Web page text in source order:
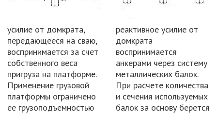
усилие от домкрата,
передающееся на сваю,
воспринимается за счет
собственного веса
пригруза на платформе.
Применение грузовой
платформы ограничено
ее грузоподъемностью
реактивное усилие от
домкрата
воспринимается
анкерами через систему
металлических балок.
При расчете количества
и сечения используемых
балок за основу берется